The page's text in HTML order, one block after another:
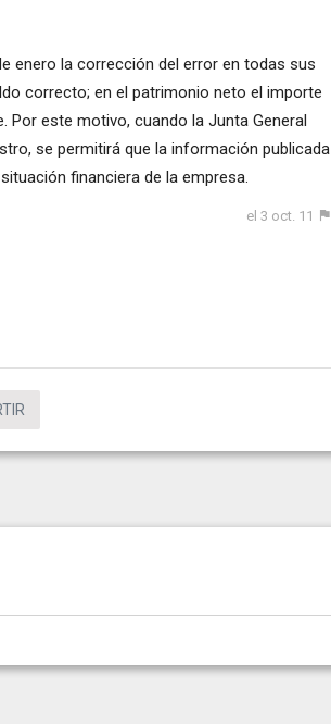
enero la corrección del error en todas sus
correcto; en el patrimonio neto el importe
Por este motivo, cuando la Junta General
se permitirá que la información publicada
financiera de la empresa.
el 3 oct. 11